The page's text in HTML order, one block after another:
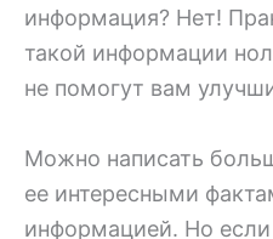
информация? Нет!
такой информации
не помогут вам
Можно написать
ее интересными
информацией. Но если